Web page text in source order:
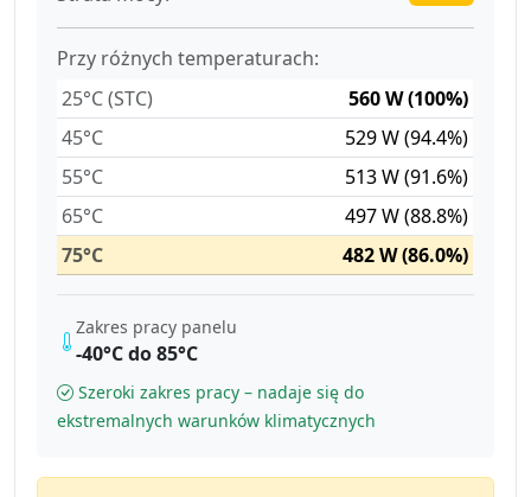
Przy różnych temperaturach:
25°C (STC)
560 W (100%)
45°C
529 W (94.4%)
55°C
513 W (91.6%)
65°C
497 W (88.8%)
75°C
482 W (86.0%)
Zakres pracy panelu
-40°C do 85°C
Szeroki zakres pracy – nadaje się do
ekstremalnych warunków klimatycznych